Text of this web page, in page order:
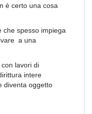
è certo una cosa
che spesso impiega
a una
lavori di
intere
diventa oggetto